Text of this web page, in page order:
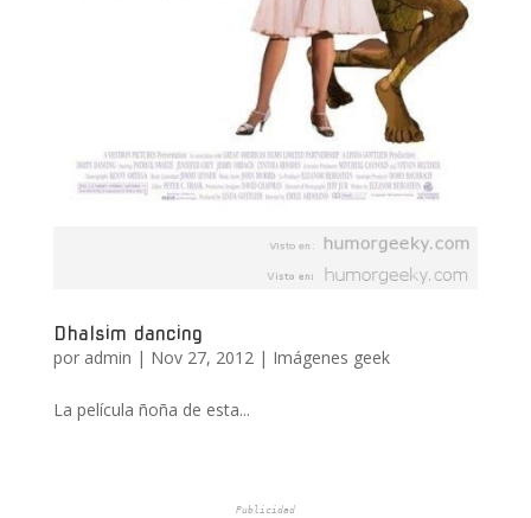
Dhalsim dancing
por admin | Nov 27, 2012| Imágenes geek
La película ñoña de esta...
Publicidad